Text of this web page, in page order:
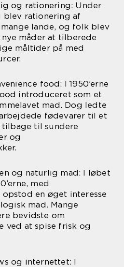
og rationering: Under
blev rationering af
lande, og folk blev
måder at tilberede
måltider på med
food: I 1950’erne
introduceret som et
mad. Dog ledte
fødevarer til et
til sundere
og
og naturlig mad: I løbet
med
en øget interesse
mad. Mange
bevidste om
ved at spise frisk og
og internettet: I